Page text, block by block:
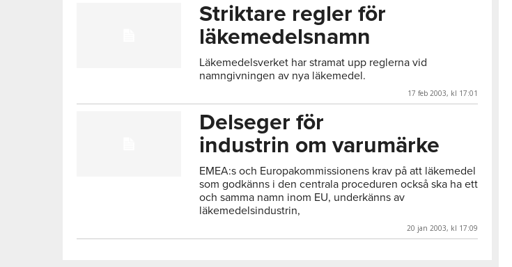
Striktare regler för
läkemedelsnamn
Läkemedelsverket har stramat upp reglerna vid
namngivningen av nya läkemedel.
17 feb 2003, kl 17:01
Delseger för
industrin om varumärke
EMEA:s och Europakommissionens krav på att läkemedel
som godkänns i den centrala proceduren också ska ha ett
och samma namn inom EU, underkänns av
läkemedelsindustrin,
20 jan 2003, kl 17:09